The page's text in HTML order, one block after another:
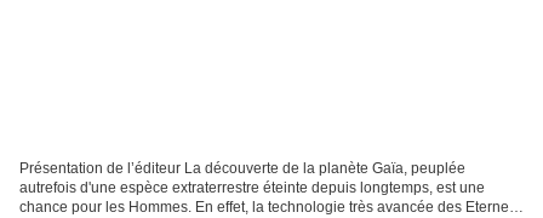
Présentation de l’éditeur La découverte de la planète Gaïa, peuplée
autrefois d'une espèce extraterrestre éteinte depuis longtemps, est une
chance pour les Hommes. En effet, la technologie très avancée des Eternels